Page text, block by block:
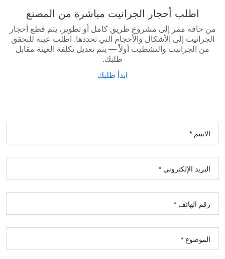
اطلب أحجار الجرانيت مباشرة من المصنع
من حافة ممر إلى مشروع طريق كامل أو تطوير، يتم قطع أحجار
الجرانيت إلى الأشكال والأحجام التي تحددها. اطلب عينة للتحقق
من الجرانيت والتشطيب أولاً — يتم تعديل تكلفة العينة مقابل
طلبك.
ابدأ طلبك
الاسم *
البريد الإلكتروني *
رقم الهاتف *
الموضوع *